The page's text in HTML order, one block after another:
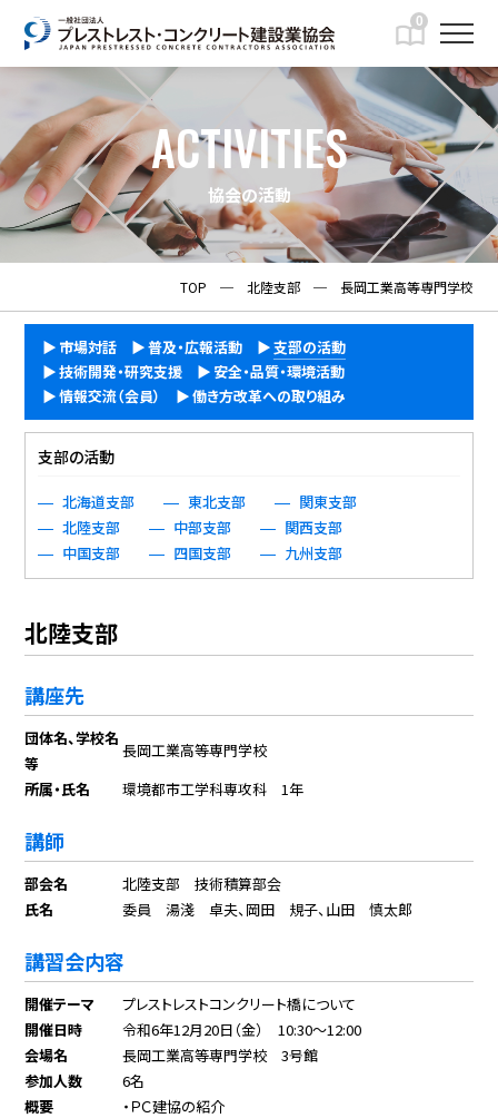
0
ACTIVITIES
協会の活動
TOP ─ 北陸支部 ─ 長岡工業高等専門学校
市場対話 普及・広報活動
支部の活動
技術開発・研究支援
安全・品質・環境活動
情報交流（会員）
働き方改革への取り組み
支部の活動
北海道支部 東北支部
関東支部
北陸支部
中部支部
関西支部
中国支部
四国支部 九州支部
北陸支部
講座先
団体名、学校名
等
長岡工業高等専門学校
所属・氏名
環境都市工学科専攻科 1年
講師
部会名
北陸支部 技術積算部会
氏名
委員 湯淺 卓夫、岡田 規子、山田 慎太郎
講習会内容
開催テーマ
プレストレストコンクリート橋について
開催日時
令和6年12月20日（金） 10:30～12:00
会場名
長岡工業高等専門学校 3号館
参加人数
6名
概要
・ＰＣ建協の紹介